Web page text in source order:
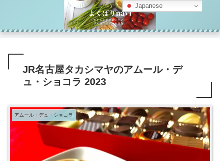
JR名古屋タカシマヤのアムール・デ
ュ・ショコラ 2023
アムール・デュ・ショコラ
Japanese